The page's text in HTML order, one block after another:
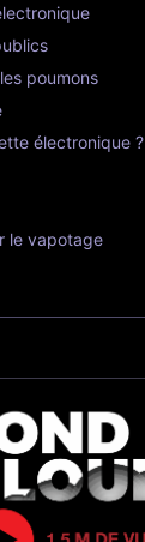
poumons
électronique ?
le vapotage